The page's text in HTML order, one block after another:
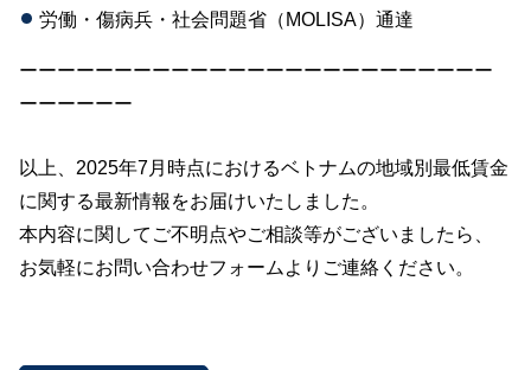
労働・傷病兵・社会問題省（MOLISA）通達
ーーーーーーーーーーーーーーーーーーーーーーーーー
ーーーーーー
以上、2025年7月時点におけるベトナムの地域別最低賃金
に関する最新情報をお届けいたしました。
本内容に関してご不明点やご相談等がございましたら、
お気軽にお問い合わせフォームよりご連絡ください。